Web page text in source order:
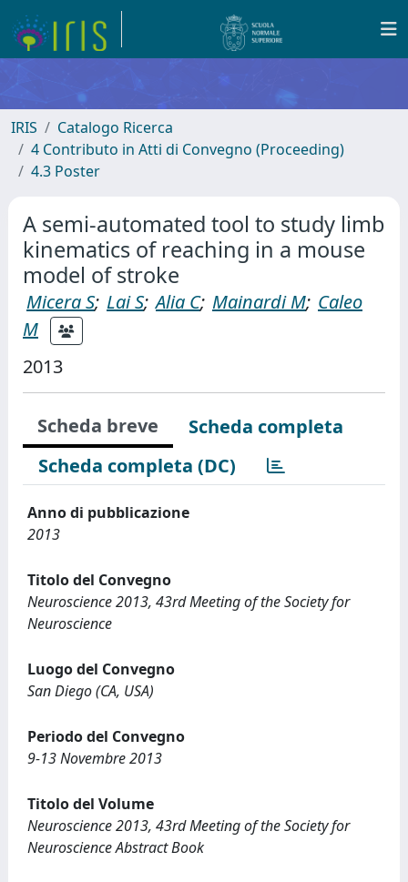
IRIS
Catalogo Ricerca
4 Contributo in Atti di Convegno (Proceeding)
4.3 Poster
A semi-automated tool to study limb
kinematics of reaching in a mouse
model of stroke
Micera S; Lai S; Alia C; Mainardi M; Caleo
M
2013
Scheda breve
Scheda completa
Scheda completa (DC)
Anno di pubblicazione
2013
Titolo del Convegno
Neuroscience 2013, 43rd Meeting of the Society for
Neuroscience
Luogo del Convegno
San Diego (CA, USA)
Periodo del Convegno
9-13 Novembre 2013
Titolo del Volume
Neuroscience 2013, 43rd Meeting of the Society for
Neuroscience Abstract Book